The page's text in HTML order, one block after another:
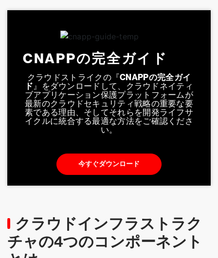
CNAPPの完全ガイド
クラウドストライクの『CNAPPの完全ガイ
ド』をダウンロードして、クラウドネイティ
ブアプリケーション保護プラットフォームが
最新のクラウドセキュリティ戦略の重要な要
素である理由、そしてそれらを開発ライフサ
イクルに統合する最適な方法をご確認くださ
い。
今すぐダウンロード
クラウドインフラストラク
チャの4つのコンポーネント